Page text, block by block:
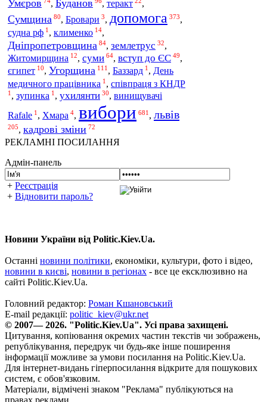
Умєров , Буданов , теракт ,
Сумщина 80, Бровари 3, допомога 373,
судна рф 1 , клименко 14,
Дніпропетровщина 84, землетрус 32,
Житомирщина 12, суми 64, вступ до ЄС 49,
єгипет 10, Угорщина 111 , Баззард 1 , День
медичного працівника 1 , співпраця з КНДР
1 , зупинка 1 , ухилянти 30, винищувачі
Rafale 1 , Хмара 4, вибори 681 , львів
205, кадрові зміни 72
РЕКЛАМНІ ПОСИЛАННЯ
Адмін-панель
+ Реєстрація
+ Відновити пароль?
Новини України від Politic.Kiev.Ua.
Останні новини політики, економіки, культури, фото і відео,
новини в києві, новини в регіонах - все це ексклюзивно на
сайті Politic.Kiev.Ua.
Головний редактор: Роман Кшановський
E-mail редакції: politic_kiev@ukr.net
© 2007— 2026. "Politic.Kiev.Ua". Усі права захищені.
Цитування, копіювання окремих частин текстів чи зображень,
републікування, передрук чи будь-яке інше поширення
інформації можливе за умови посилання на Politic.Kiev.Ua.
Для інтернет-видань гіперпосилання відкрите для пошукових
систем, є обов'язковим.
Матеріали, відмічені знаком "Реклама" публікуються на
правах реклами.